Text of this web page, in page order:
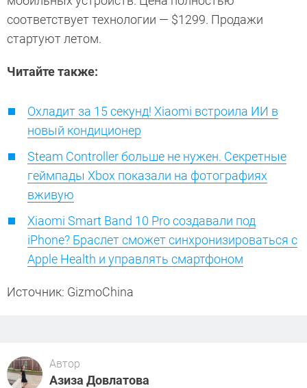
соответствует технологии — $1299. Продажи
стартуют летом.
Читайте также:
Охладит за 15 секунд! Xiaomi встроила ИИ в
новый кондиционер
Steam Controller больше не нужен. Секретные
геймпады Xbox показали на фотографиях
вживую
Xiaomi Smart Band 10 Pro создавали под
iPhone? Браслет сможет синхронизироваться с
Apple Health и управлять смартфоном
Источник: GizmoChina
Автор
Азиза Довлатова